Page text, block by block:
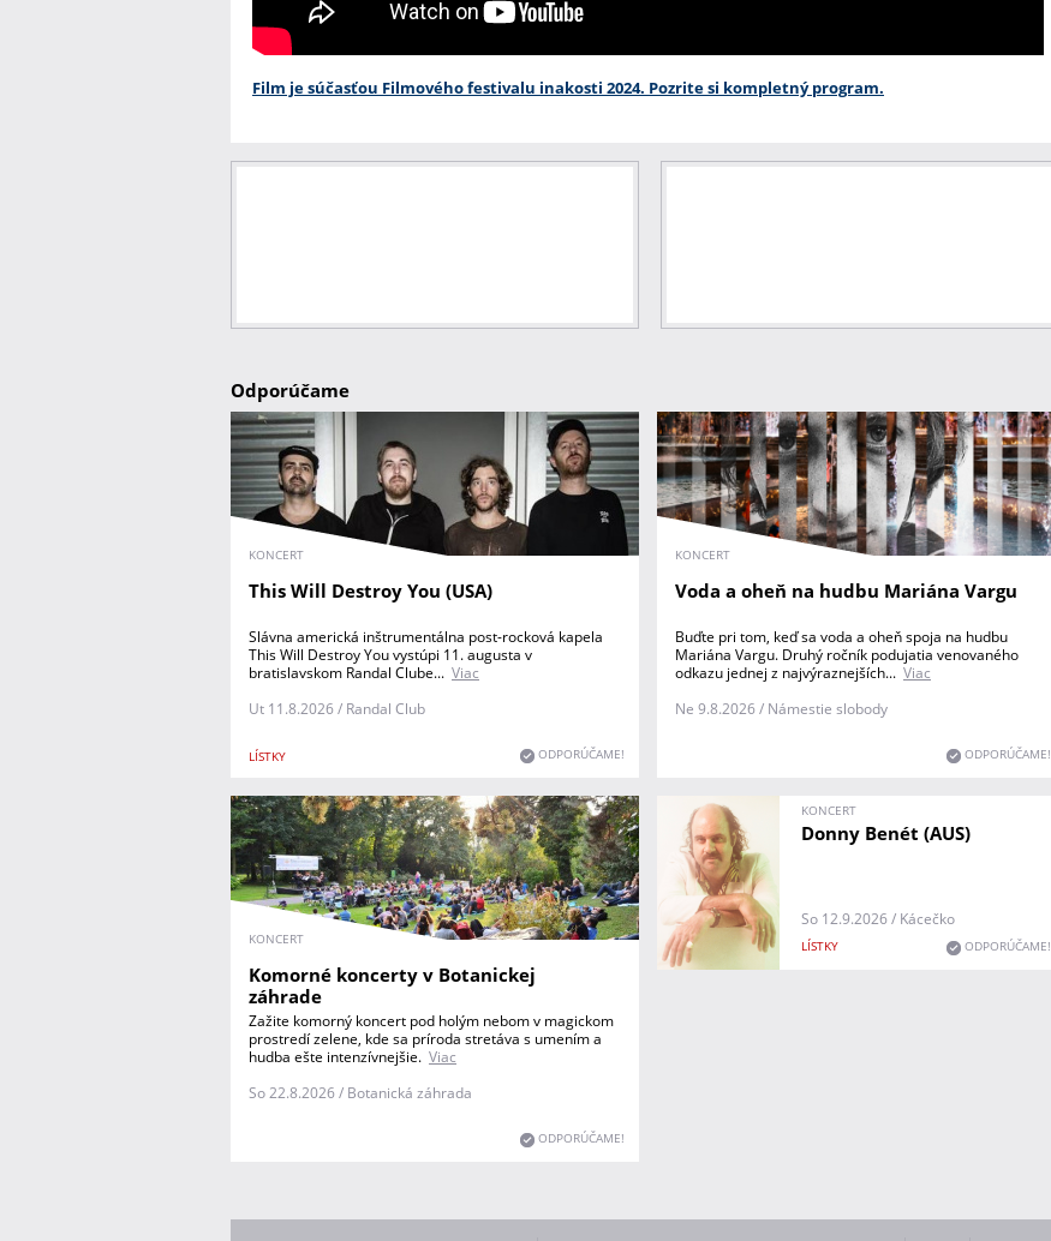
Film je súčasťou Filmového festivalu inakosti 2024. Pozrite si kompletný program.
Odporúčame
KONCERT
This Will Destroy You (USA)
LÍSTKY
Slávna americká inštrumentálna post-rocková kapela
This Will Destroy You vystúpi 11. augusta v
bratislavskom Randal Clube... Viac
Ut 11.8.2026 / Randal Club
ODPORÚČAME!
KONCERT
Voda a oheň na hudbu Mariána Vargu
Buďte pri tom, keď sa voda a oheň spoja na hudbu
Mariána Vargu. Druhý ročník podujatia venovaného
odkazu jednej z najvýraznejších... Viac
Ne 9.8.2026 / Námestie slobody
ODPORÚČAME!
KONCERT
Komorné koncerty v Botanickej
záhrade
Zažite komorný koncert pod holým nebom v magickom
prostredí zelene, kde sa príroda stretáva s umením a
hudba ešte intenzívnejšie. Viac
So 22.8.2026 / Botanická záhrada
ODPORÚČAME!
KONCERT
Donny Benét (AUS)
LÍSTKY
So 12.9.2026 / Kácečko
ODPORÚČAME!